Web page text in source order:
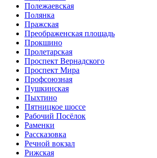
Полежаевская
Полянка
Пражская
Преображенская площадь
Прокшино
Пролетарская
Проспект Вернадского
Проспект Мира
Профсоюзная
Пушкинская
Пыхтино
Пятницкое шоссе
Рабочий Посёлок
Раменки
Рассказовка
Речной вокзал
Рижская